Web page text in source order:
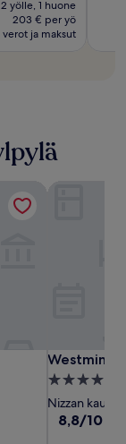
449 €405 €
2 yölle, 1 huone
203 € per yö
verot ja maksut
Hotel
Le
Negresco
Hotel
&
Spa
Nice
4.0
tähden
Nizzan
8.8
8,8/10